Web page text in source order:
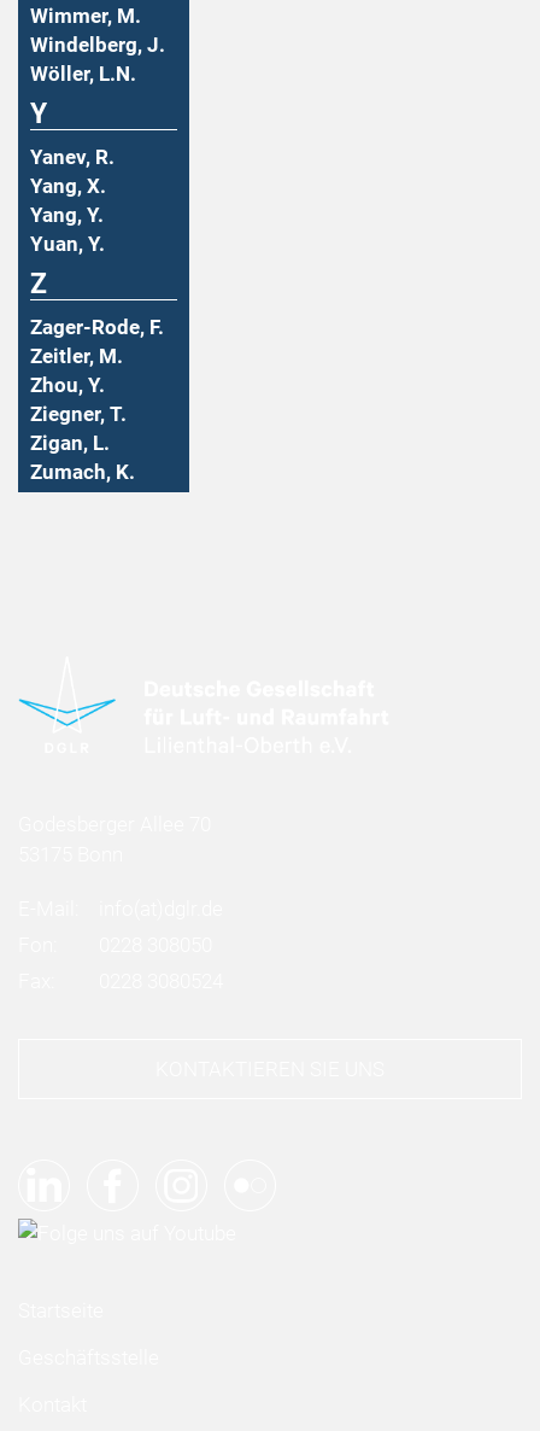
Wimmer, M.
Windelberg, J.
Wöller, L.N.
Y
Yanev, R.
Yang, X.
Yang, Y.
Yuan, Y.
Z
Zager-Rode, F.
Zeitler, M.
Zhou, Y.
Ziegner, T.
Zigan, L.
Zumach, K.